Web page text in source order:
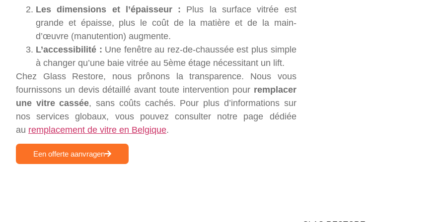
Les dimensions et l’épaisseur : Plus la surface vitrée est
grande et épaisse, plus le coût de la matière et de la main-
d’œuvre (manutention) augmente.
L’accessibilité : Une fenêtre au rez-de-chaussée est plus simple
à changer qu’une baie vitrée au 5ème étage nécessitant un lift.
Chez Glass Restore, nous prônons la transparence. Nous vous
fournissons un devis détaillé avant toute intervention pour remplacer
une vitre cassée, sans coûts cachés. Pour plus d’informations sur
nos services globaux, vous pouvez consulter notre page dédiée
au remplacement de vitre en Belgique.
Een offerte aanvragen